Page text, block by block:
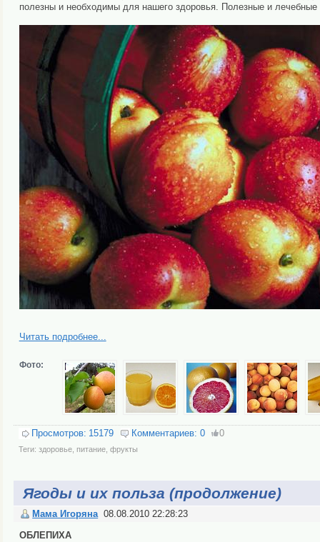
полезны и необходимы для нашего здоровья. Полезные и
Читать подробнее...
Фото:
Просмотров: 15179 Комментариев: 0 0
Теги: здоровье, питание, фрукты
Ягоды и их польза (продолжение)
Мама Игоряна 08.08.2010 22:28:23
ОБЛЕПИХА